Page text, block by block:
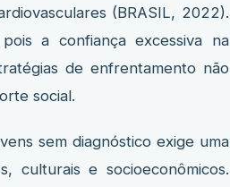
(BRASIL, 2022).
a confiança excessiva na
de enfrentamento não
social.
sem diagnóstico exige uma
culturais e socioeconômicos.